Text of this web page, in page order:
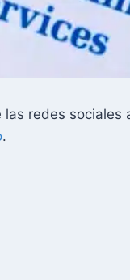
redes sociales
.